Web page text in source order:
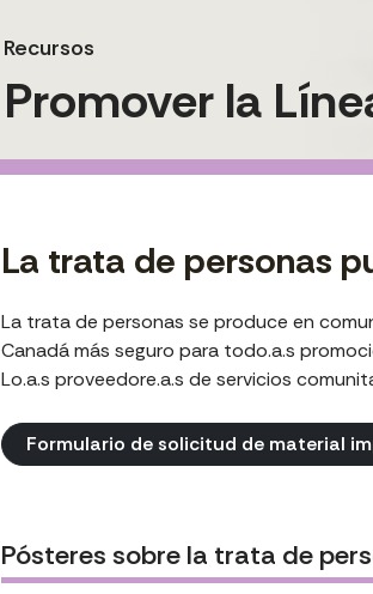
Recursos
Promover la
La trata de personas
La trata de personas se produce en
Canadá más seguro para todo.a.s
Lo.a.s proveedore.a.s de servicios
Formulario de solicitud de material
Pósteres sobre la trata de